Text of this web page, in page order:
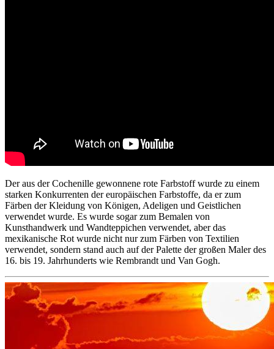
Der aus der Cochenille gewonnene rote Farbstoff wurde zu einem
starken Konkurrenten der europäischen Farbstoffe, da er zum
Färben der Kleidung von Königen, Adeligen und Geistlichen
verwendet wurde. Es wurde sogar zum Bemalen von
Kunsthandwerk und Wandteppichen verwendet, aber das
mexikanische Rot wurde nicht nur zum Färben von Textilien
verwendet, sondern stand auch auf der Palette der großen Maler des
16. bis 19. Jahrhunderts wie Rembrandt und Van Gogh.